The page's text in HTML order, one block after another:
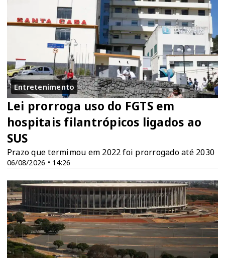
Entretenimento
06/08/2026 • 14:26
Lei prorroga uso do FGTS em
hospitais filantrópicos ligados ao
SUS
Prazo que termimou em 2022 foi prorrogado até 2030